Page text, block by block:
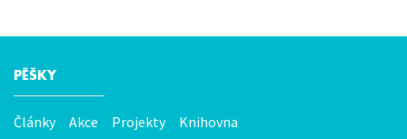
Hlavní
menu
PĚŠKY
Články Akce Projekty Knihovna